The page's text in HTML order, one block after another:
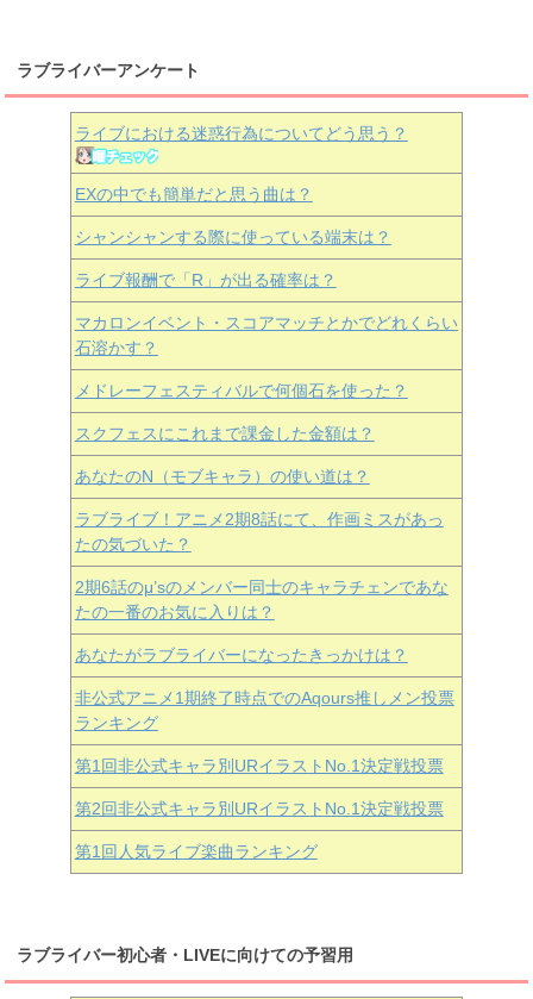
ラブライバーアンケート
ライブにおける迷惑行為についてどう思う？
EXの中でも簡単だと思う曲は？
シャンシャンする際に使っている端末は？
ライブ報酬で「R」が出る確率は？
マカロンイベント・スコアマッチとかでどれくらい
石溶かす？
メドレーフェスティバルで何個石を使った？
スクフェスにこれまで課金した金額は？
あなたのN（モブキャラ）の使い道は？
ラブライブ！アニメ2期8話にて、作画ミスがあっ
たの気づいた？
2期6話のμ’sのメンバー同士のキャラチェンであな
たの一番のお気に入りは？
あなたがラブライバーになったきっかけは？
非公式アニメ1期終了時点でのAqours推しメン投票
ランキング
第1回非公式キャラ別URイラストNo.1決定戦投票
第2回非公式キャラ別URイラストNo.1決定戦投票
第1回人気ライブ楽曲ランキング
ラブライバー初心者・LIVEに向けての予習用